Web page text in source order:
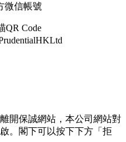
微信帳號
QR Code
開保誠網站，本公司網站對
。閣下可以按下下方「拒